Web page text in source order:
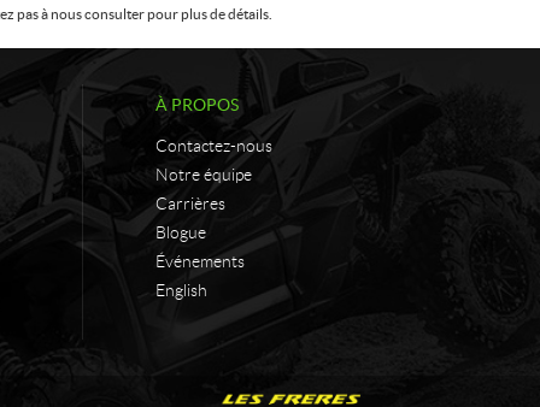
pas à nous consulter pour plus de détails.
À PROPOS
Contactez-nous
Notre équipe
Carrières
Blogue
Événements
English